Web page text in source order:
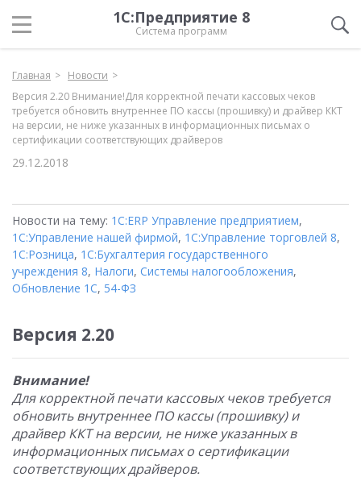
1С:Предприятие 8
Система программ
Главная
Новости
Версия 2.20 Внимание!Для корректной печати кассовых чеков
требуется обновить внутреннее ПО кассы (прошивку) и драйвер ККТ
на версии, не ниже указанных в информационных письмах о
сертификации соответствующих драйверов
29.12.2018
Новости на тему: 1С:ERP Управление предприятием,
1С:Управление нашей фирмой, 1С:Управление торговлей 8,
1С:Розница, 1С:Бухгалтерия государственного
учреждения 8, Налоги, Системы налогообложения,
Обновление 1С, 54-ФЗ
Версия 2.20
Внимание!
Для корректной печати кассовых чеков требуется
обновить внутреннее ПО кассы (прошивку) и
драйвер ККТ на версии, не ниже указанных в
информационных письмах о сертификации
соответствующих драйверов.